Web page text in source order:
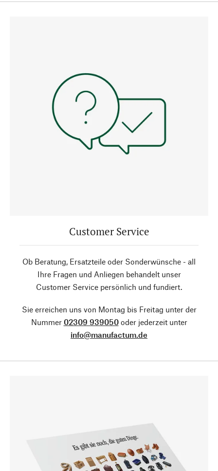
Customer Service
Ob Beratung, Ersatzteile oder Sonderwünsche - all
Ihre Fragen und Anliegen behandelt unser
Customer Service persönlich und fundiert.
Sie erreichen uns von Montag bis Freitag unter der
Nummer 02309 939050oder jederzeit unter
info@manufactum.de